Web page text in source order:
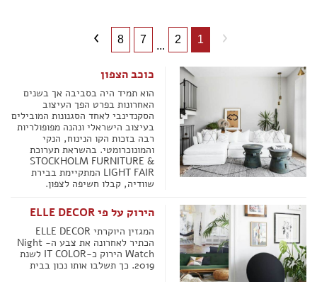
1
2
...
7
8
כוכב הצפון
הוא תמיד היה בסביבה אך בשנים
האחרונות בפרט הפך העיצוב
הסקנדינבי לאחד הסגנונות המובילים
בעיצוב הישראלי ונהנה מפופולריות
רבה בזכות הקו הנינוח, הנקי
והמונוכרומטי. בהשראת תערוכת
STOCKHOLM FURNITURE &
LIGHT FAIR המתקיימת בבירת
שוודיה, קבלו חשיפה לצפון.
הירוק על פי ELLE DECOR
המגזין היוקרתי ELLE DECOR
הכתיר לאחרונה את צבע ה- Night
Watch הירוק כ-IT COLOR לשנת
2019. כך תשלבו אותו נכון בבית